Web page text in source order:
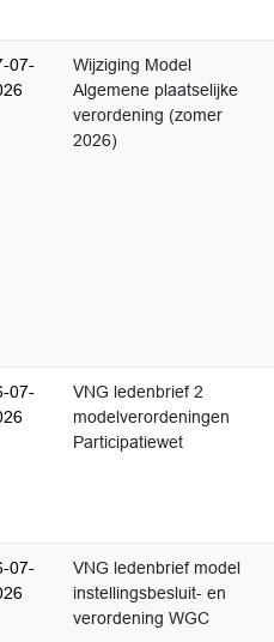
07-
Wijziging Model
Algemene plaatselijke
verordening (zomer
2026)
07-
VNG ledenbrief 2
modelverordeningen
Participatiewet
07-
VNG ledenbrief model
instellingsbesluit- en
verordening WGC